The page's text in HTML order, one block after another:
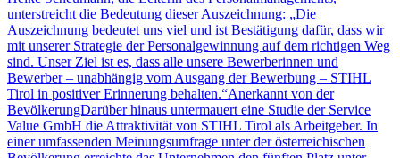
unterstreicht die Bedeutung dieser Auszeichnung: „Die
Auszeichnung bedeutet uns viel und ist Bestätigung dafür, dass wir
mit unserer Strategie der Personalgewinnung auf dem richtigen Weg
sind. Unser Ziel ist es, dass alle unsere Bewerberinnen und
Bewerber – unabhängig vom Ausgang der Bewerbung – STIHL
Tirol in positiver Erinnerung behalten.“Anerkannt von der
BevölkerungDarüber hinaus untermauert eine Studie der Service
Value GmbH die Attraktivität von STIHL Tirol als Arbeitgeber. In
einer umfassenden Meinungsumfrage unter der österreichischen